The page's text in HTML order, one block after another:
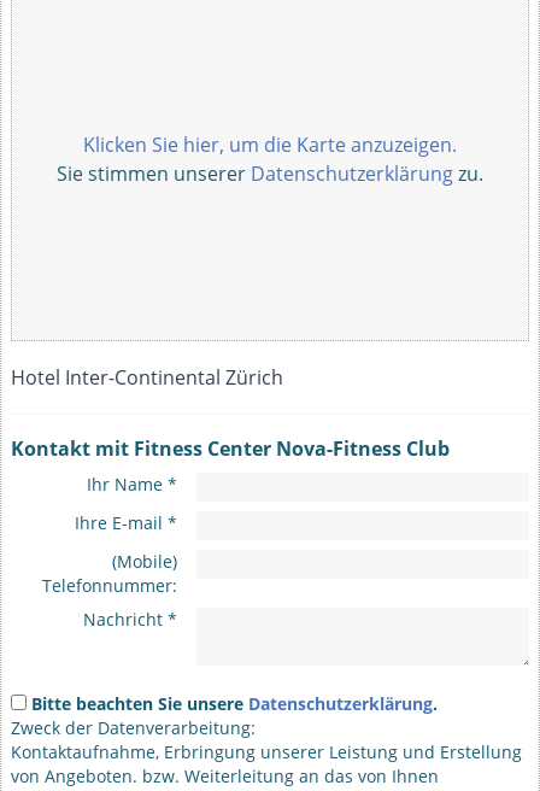
Klicken Sie hier, um die Karte anzuzeigen.
Sie stimmen unserer Datenschutzerklärungzu.
Hotel Inter-Continental Zürich
Kontakt mit Fitness Center Nova-Fitness Club
Ihr Name *
Ihre E-mail *
(Mobile)
Telefonnummer:
Nachricht *
Bitte beachten Sie unsere Datenschutzerklärung.
Zweck der Datenverarbeitung:
Kontaktaufnahme, Erbringung unserer Leistung und Erstellung
von Angeboten. bzw. Weiterleitung an das von Ihnen